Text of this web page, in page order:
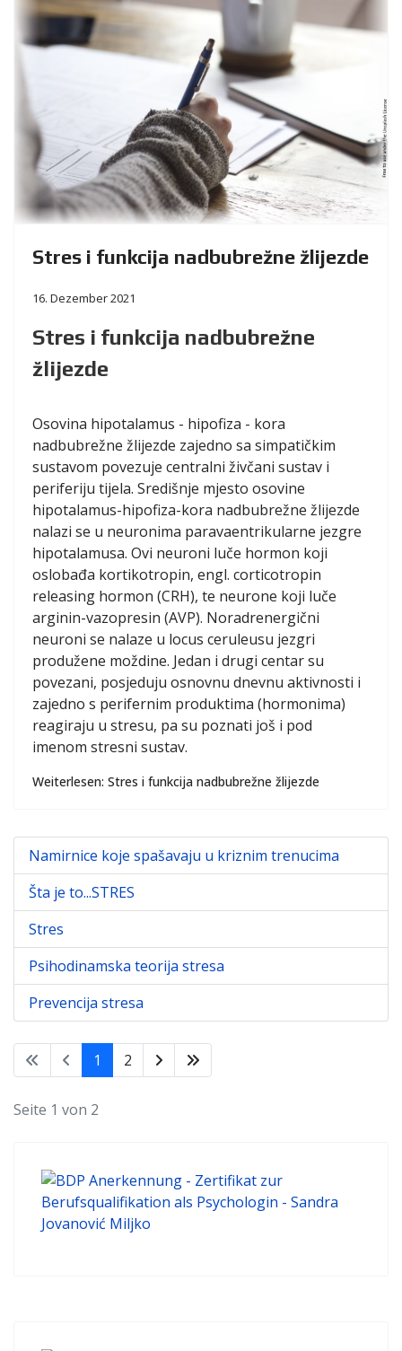
Stres i funkcija nadbubrežne žlijezde
16. Dezember 2021
Stres i funkcija nadbubrežne
žlijezde
Osovina hipotalamus - hipofiza - kora
nadbubrežne žlijezde zajedno sa simpatičkim
sustavom povezuje centralni živčani sustav i
periferiju tijela. Središnje mjesto osovine
hipotalamus-hipofiza-kora nadbubrežne žlijezde
nalazi se u neuronima paravaentrikularne jezgre
hipotalamusa. Ovi neuroni luče hormon koji
oslobađa kortikotropin, engl. corticotropin
releasing hormon (CRH), te neurone koji luče
arginin-vazopresin (AVP). Noradrenergični
neuroni se nalaze u locus ceruleusu jezgri
produžene moždine. Jedan i drugi centar su
povezani, posjeduju osnovnu dnevnu aktivnosti i
zajedno s perifernim produktima (hormonima)
reagiraju u stresu, pa su poznati još i pod
imenom stresni sustav.
Weiterlesen: Stres i funkcija nadbubrežne žlijezde
Namirnice koje spašavaju u kriznim trenucima
Šta je to...STRES
Stres
Psihodinamska teorija stresa
Prevencija stresa
1 2
Seite 1 von 2